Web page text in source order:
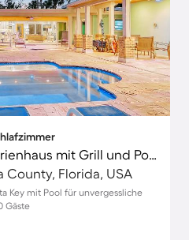
Voll ausgestattetes Ferienhaus mit Grill und Pool | Neben dem Strand
County, Florida, USA
Key mit Pool für unvergessliche
Gäste